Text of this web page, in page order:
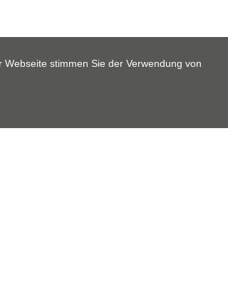
stimmen Sie der Verwendung von